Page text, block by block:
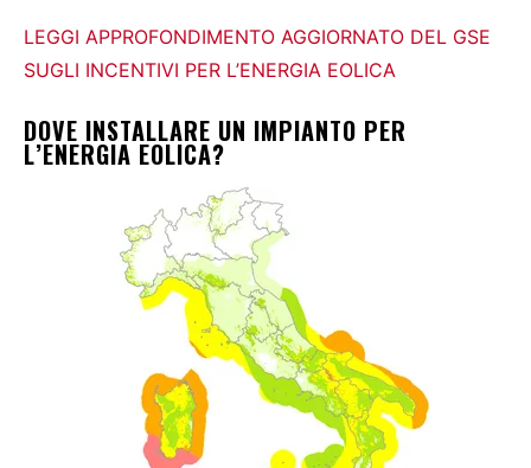
LEGGI APPROFONDIMENTO AGGIORNATO DEL GSE
SUGLI INCENTIVI PER L’ENERGIA EOLICA
DOVE INSTALLARE UN IMPIANTO PER
L’ENERGIA EOLICA?